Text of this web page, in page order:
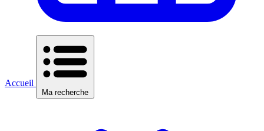
Accueil
Ma recherche